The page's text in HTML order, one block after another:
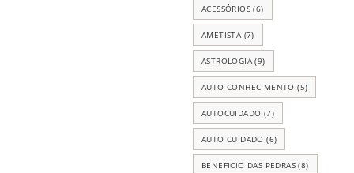
ACESSÓRIOS (6)
AMETISTA (7)
ASTROLOGIA (9)
AUTO CONHECIMENTO (5)
AUTOCUIDADO (7)
AUTO CUIDADO (6)
BENEFICIO DAS PEDRAS (8)